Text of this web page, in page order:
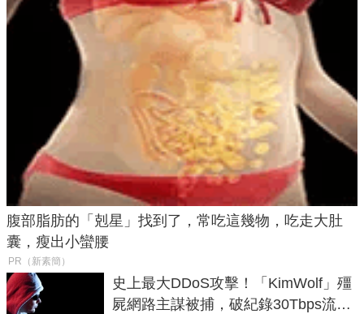
腹部脂肪的「剋星」找到了，常吃這幾物，吃走大肚
囊，瘦出小蠻腰
PR（新素簡）
史上最大DDoS攻擊！「KimWolf」殭
屍網路主謀被捕，破紀錄30Tbps流量